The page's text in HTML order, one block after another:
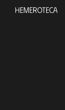
HEMEROTECA